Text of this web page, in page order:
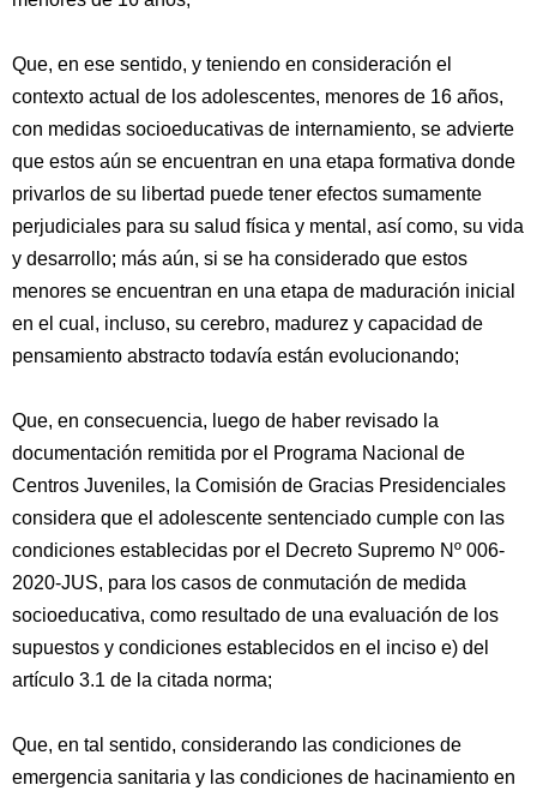
Que, en ese sentido, y teniendo en consideración el
contexto actual de los adolescentes, menores de 16 años,
con medidas socioeducativas de internamiento, se advierte
que estos aún se encuentran en una etapa formativa donde
privarlos de su libertad puede tener efectos sumamente
perjudiciales para su salud física y mental, así como, su vida
y desarrollo; más aún, si se ha considerado que estos
menores se encuentran en una etapa de maduración inicial
en el cual, incluso, su cerebro, madurez y capacidad de
pensamiento abstracto todavía están evolucionando;
Que, en consecuencia, luego de haber revisado la
documentación remitida por el Programa Nacional de
Centros Juveniles, la Comisión de Gracias Presidenciales
considera que el adolescente sentenciado cumple con las
condiciones establecidas por el Decreto Supremo Nº 006-
2020-JUS, para los casos de conmutación de medida
socioeducativa, como resultado de una evaluación de los
supuestos y condiciones establecidos en el inciso e) del
artículo 3.1 de la citada norma;
Que, en tal sentido, considerando las condiciones de
emergencia sanitaria y las condiciones de hacinamiento en